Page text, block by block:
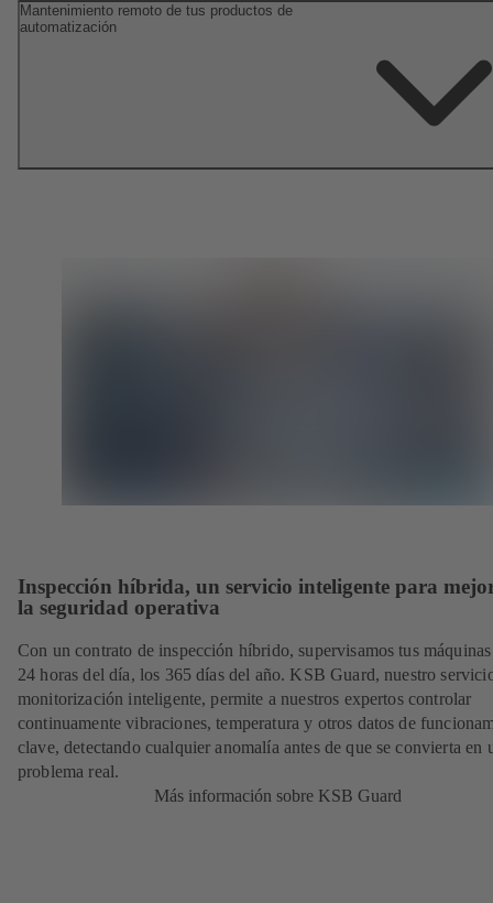
Mantenimiento remoto de tus productos de
automatización
Inspección híbrida, un servicio inteligente para
la seguridad operativa
Con un contrato de inspección híbrido, supervisamos tus
24 horas del día, los 365 días del año. KSB Guard, nuestro
monitorización inteligente, permite a nuestros expertos controlar
continuamente vibraciones, temperatura y otros datos de
clave, detectando cualquier anomalía antes de que se convierta en
problema real.
Más información sobre KSB Guard